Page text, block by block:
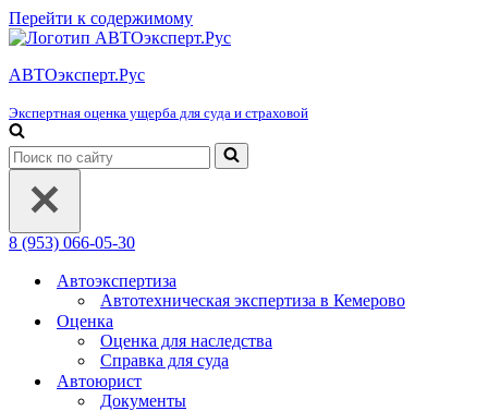
Перейти к содержимому
АВТОэксперт.Рус
Экспертная оценка ущерба для суда и страховой
Искать...
8 (953) 066-05-30
Автоэкспертиза
Автотехническая экспертиза в Кемерово
Оценка
Оценка для наследства
Справка для суда
Автоюрист
Документы